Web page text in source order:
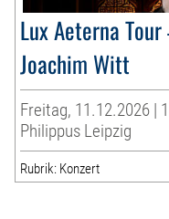
Lux Aeterna
Joachim Witt
Freitag, 11.12.2026 |
Philippus Leipzig
Rubrik: Konzert